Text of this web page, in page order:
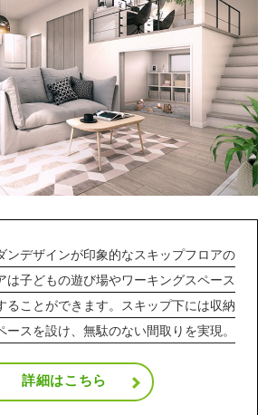
ンデザインが印象的なスキップフロアの
は子どもの遊び場やワーキングスペース
ることができます。スキップ下には収納
ースを設け、無駄のない間取りを実現。
詳細はこちら